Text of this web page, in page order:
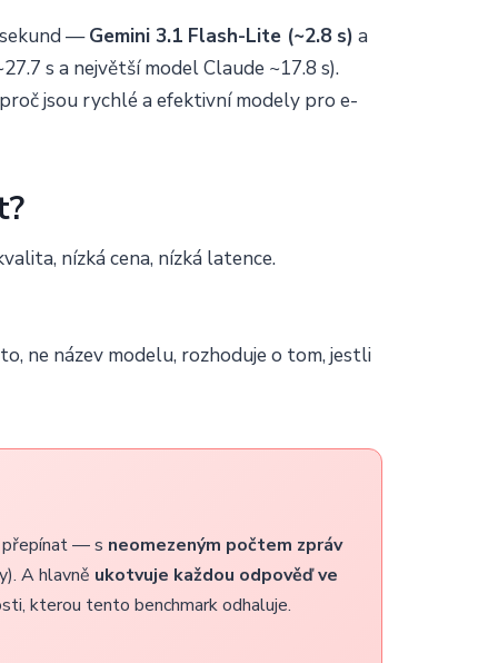
sekund —Gemini 3.1 Flash-Lite (~2.8 s) a
s a největší model Claude ~17.8 s).
jsou rychlé a efektivní modely pro e-
nízká cena, nízká latence.
ne název modelu, rozhoduje o tom, jestli
přepínat — s neomezeným počtem zpráv
A hlavně ukotvuje každou odpověď ve
kterou tento benchmark odhaluje.